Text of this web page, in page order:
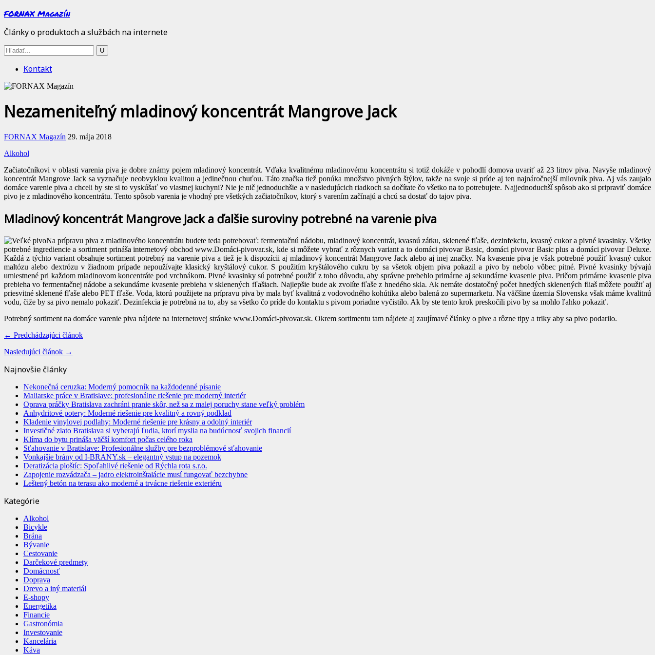
FORNAX Magazín
Články o produktoch a službách na internete
Kontakt
Nezameniteľný mladinový koncentrát Mangrove Jack
FORNAX Magazín 29. mája 2018
Alkohol
Začiatočníkovi v oblasti varenia piva je dobre známy pojem mladinový koncentrát. Vďaka kvalitnému mladinovému koncentrátu si totiž dokáže v pohodlí domova uvariť až 23 litrov piva. Navyše mladinový
koncentrát Mangrove Jack sa vyznačuje neobvyklou kvalitou a jedinečnou chuťou. Táto značka tiež ponúka množstvo pivných štýlov, takže na svoje si príde aj ten najnáročnejší milovník piva. Aj vás zaujalo
domáce varenie piva a chceli by ste si to vyskúšať vo vlastnej kuchyni? Nie je nič jednoduchšie a v nasledujúcich riadkoch sa dočítate čo všetko na to potrebujete. Najjednoduchší spôsob ako si pripraviť domáce
pivo je z mladinového koncentrátu. Tento spôsob varenia je vhodný pre všetkých začiatočníkov, ktorý s varením začínajú a chcú sa dostať do tajov piva.
Mladinový koncentrát Mangrove Jack a ďalšie suroviny potrebné na varenie piva
Na prípravu piva z mladinového koncentrátu budete teda potrebovať: fermentačnú nádobu, mladinový koncentrát, kvasnú zátku, sklenené fľaše, dezinfekciu, kvasný cukor a pivné kvasinky. Všetky
potrebné ingrediencie a sortiment prináša internetový obchod www.Domáci-pivovar.sk, kde si môžete vybrať z rôznych variant a to domáci pivovar Basic, domáci pivovar Basic plus a domáci pivovar Deluxe.
Každá z týchto variant obsahuje sortiment potrebný na varenie piva a tiež je k dispozícii aj mladinový koncentrát Mangrove Jack alebo aj inej značky. Na kvasenie piva je však potrebné použiť kvasný cukor
maltózu alebo dextrózu v žiadnom prípade nepoužívajte klasický kryštálový cukor. S použitím kryštálového cukru by sa všetok objem piva pokazil a pivo by nebolo vôbec pitné. Pivné kvasinky bývajú
umiestnené pri každom mladinovom koncentráte pod vrchnákom. Pivné kvasinky sú potrebné použiť z toho dôvodu, aby správne prebehlo primárne aj sekundárne kvasenie piva. Pričom primárne kvasenie piva
prebieha vo fermentačnej nádobe a sekundárne kvasenie prebieha v sklenených fľašiach. Najlepšie bude ak zvolíte fľaše z hnedého skla. Ak nemáte dostatočný počet hnedých sklenených fliaš môžete použiť aj
priesvitné sklenené fľaše alebo PET fľaše. Voda, ktorú použijete na prípravu piva by mala byť kvalitná z vodovodného kohútika alebo balená zo supermarketu. Na väčšine územia Slovenska však máme kvalitnú
vodu, čiže by sa pivo nemalo pokaziť. Dezinfekcia je potrebná na to, aby sa všetko čo príde do kontaktu s pivom poriadne vyčistilo. Ak by ste tento krok preskočili pivo by sa mohlo ľahko pokaziť.
Potrebný sortiment na domáce varenie piva nájdete na internetovej stránke www.Domáci-pivovar.sk. Okrem sortimentu tam nájdete aj zaujímavé články o pive a rôzne tipy a triky aby sa pivo podarilo.
← Predchádzajúci článok
Nasledujúci článok →
Najnovšie články
Nekonečná ceruzka: Moderný pomocník na každodenné písanie
Maliarske práce v Bratislave: profesionálne riešenie pre moderný interiér
Oprava práčky Bratislava zachráni pranie skôr, než sa z malej poruchy stane veľký problém
Anhydritové potery: Moderné riešenie pre kvalitný a rovný podklad
Kladenie vinylovej podlahy: Moderné riešenie pre krásny a odolný interiér
Investičné zlato Bratislava si vyberajú ľudia, ktorí myslia na budúcnosť svojich financií
Klíma do bytu prináša väčší komfort počas celého roka
Sťahovanie v Bratislave: Profesionálne služby pre bezproblémové sťahovanie
Vonkajšie brány od I-BRANY.sk – elegantný vstup na pozemok
Deratizácia ploštíc: Spoľahlivé riešenie od Rýchla rota s.r.o.
Zapojenie rozvádzača – jadro elektroinštalácie musí fungovať bezchybne
Leštený betón na terasu ako moderné a trvácne riešenie exteriéru
Kategórie
Alkohol
Bicykle
Brána
Bývanie
Cestovanie
Darčekové predmety
Domácnosť
Doprava
Drevo a iný materiál
E-shopy
Energetika
Financie
Gastronómia
Investovanie
Kancelária
Káva